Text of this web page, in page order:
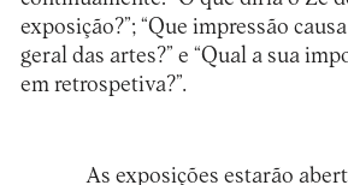
exposição?”; “Que impressão
geral das artes?” e “Qual a sua
em retrospetiva?”.
As exposições estarão